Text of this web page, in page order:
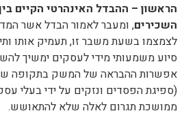
הראשון – ההבדל האינהרטי הקיים
השכירים, ומעבר לאמור הבדל אשר
לצמצמו בשעת משבר זו, תעמיק אותו
סיוע משמעותי מידי לעסקים ימשיך
אפשרות ההבראה של המשק בתקופה
(ספיגת הפסדים ונזקים על ידי בעלי
ממושכת תגרום לאלה שלא להתאושש.